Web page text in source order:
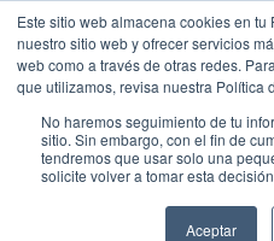
Este sitio web almacena cookies en
nuestro sitio web y ofrecer servicios
web como a través de otras redes.
que utilizamos, revisa nuestra Política
No haremos seguimiento de tu
sitio. Sin embargo, con el fin de
tendremos que usar solo una
solicite volver a tomar esta
Aceptar